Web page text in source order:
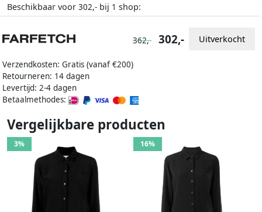
Beschikbaar voor 302,- bij 1 shop:
Verzendkosten: Gratis (vanaf €200)
Retourneren: 14 dagen
Levertijd: 2-4 dagen
Betaalmethodes:
362,- 302,- Uitverkocht
Vergelijkbare producten
3% 16%